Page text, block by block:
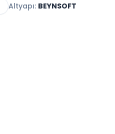
Altyapı: BEYNSOFT